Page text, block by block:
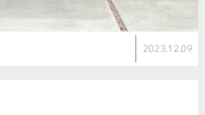
2023.12.09